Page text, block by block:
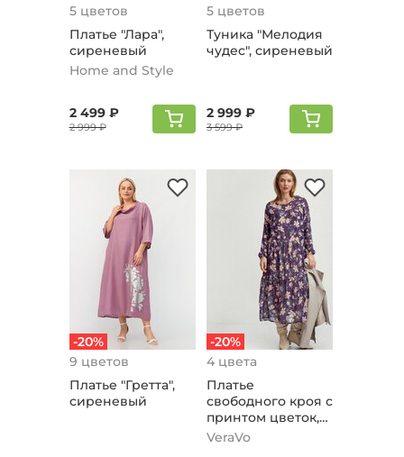
5 цветов
Платье "Лaрa",
сиреневый
Home and Style
2 499 ₽
2 999 ₽
5 цветов
Туника "Мелодия
чудес", сиреневый
2 999 ₽
3 599 ₽
-20%
9 цветов
Платье "Гретта",
сиреневый
-20%
4 цвета
Платье
свободного кроя с
принтом цветок,
сиреневый
VeraVo